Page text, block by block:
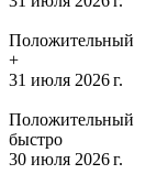
Положительный
+
31 июля 2026 г.
Положительный
быстро
30 июля 2026 г.